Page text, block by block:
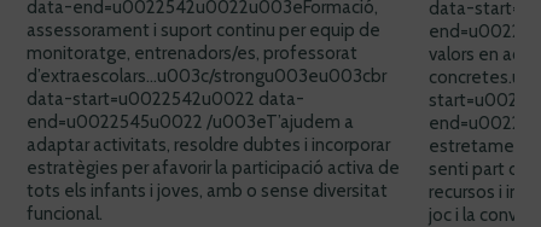
data-end=u0022542u0022u003eFormació,
assessorament i suport continu per equip de
monitoratge, entrenadors/es, professorat
d’extraescolars…u003c/strongu003eu003cbr
data-start=u0022542u0022 data-
end=u0022545u0022 /u003eT’ajudem a
adaptar activitats, resoldre dubtes i incorporar
estratègies per afavorir la participació activa de
tots els infants i joves, amb o sense diversitat
funcional.
data-
valors en
estretament
senti part del
recursos i
joc i la